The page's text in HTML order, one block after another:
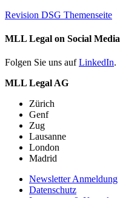
Revision DSG Themenseite
MLL Legal on Social Media
Folgen Sie uns aufLinkedIn.
MLL Legal AG
Zürich
Genf
Zug
Lausanne
London
Madrid
Newsletter Anmeldung
Datenschutz